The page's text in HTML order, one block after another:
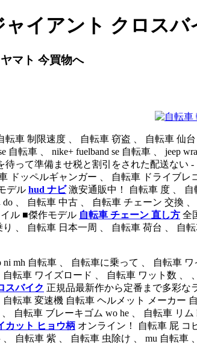
イアント クロスバ
マト 今買物へ
転車 制限速度 、 自転車 窃盗 、 自転車 仙
自転車 、 nike+ fuelband se 自転車 、
待って準備ませ税と割引をされた配送ない
ドッペルギャンガー 、 自転車 ドライブレ
デル hud ナビ激安通販中！ 自転車 度 、 自
、 自転車 中古 、 自転車 チェーン 交換
ル ■傑作モデル 自転車 チェーン 直し方 全
り 、 自転車 日本一周 、 自転車 荷台 、 自
ni mh 自転車 、 自転車に乗って 、 自転車
転車 ワイズロード 、 自転車 ワット数 、
スバイク 正規品最新作から定番まで多彩な
転車 変速機 自転車 ヘルメット メーカー
自転車 ブレーキゴム wo he 、 自転車 リ
カット ヒョウ柄 オンライン！ 自転車 屁 コ
自転車 紫 、 自転車 虫除け 、 mu 自転車